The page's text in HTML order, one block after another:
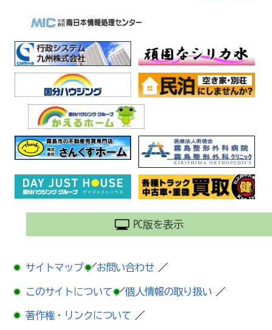
PC版を表示
サイトマップ ／お問い合わせ ／
このサイトについて ／個人情報の取り扱い ／
著作権・リンクについて ／